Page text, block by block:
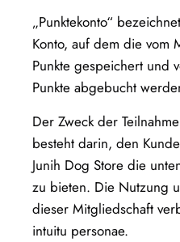
„Punktekonto“
Konto, auf dem die vom
Punkte gespeichert und
Punkte abgebucht
Der Zweck der
besteht darin, den
Junih Dog Store die
zu bieten. Die Nutzung
dieser Mitgliedschaft
intuitu personae.